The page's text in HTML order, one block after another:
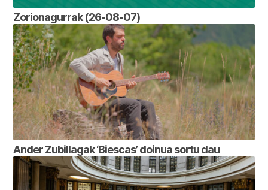
Zorionagurrak (26-08-07)
Ander Zubillagak ‘Biescas’ doinua sortu dau